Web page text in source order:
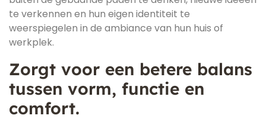
te verkennen en hun eigen identiteit te
weerspiegelen in de ambiance van hun huis of
werkplek.
Zorgt voor een betere balans
tussen vorm, functie en
comfort.